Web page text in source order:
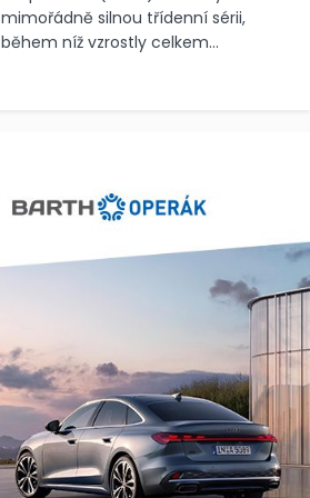
mimořádně silnou třídenní sérii,
během níž vzrostly celkem...